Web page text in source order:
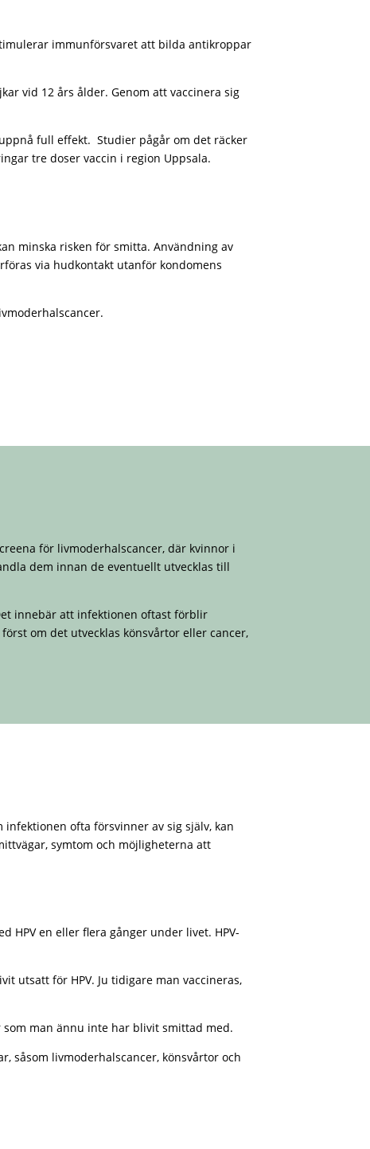
immunförsvaret att bilda antikroppar
vid 12 års ålder. Genom att vaccinera sig
full effekt. Studier pågår om det räcker
tre doser vaccin i region Uppsala.
minska risken för smitta. Användning av
via hudkontakt utanför kondomens
för livmoderhalscancer, där kvinnor i
dem innan de eventuellt utvecklas till
innebär att infektionen oftast förblir
om det utvecklas könsvårtor eller cancer,
ofta försvinner av sig själv, kan
symtom och möjligheterna att
HPV en eller flera gånger under livet. HPV-
utsatt för HPV. Ju tidigare man vaccineras,
man ännu inte har blivit smittad med.
såsom livmoderhalscancer, könsvårtor och